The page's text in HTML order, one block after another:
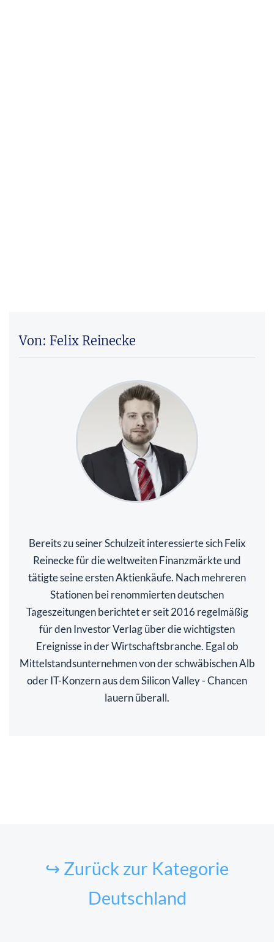
Von: Felix Reinecke
Bereits zu seiner Schulzeit interessierte sich Felix
Reinecke für die weltweiten Finanzmärkte und
tätigte seine ersten Aktienkäufe. Nach mehreren
Stationen bei renommierten deutschen
Tageszeitungen berichtet er seit 2016 regelmäßig
für den Investor Verlag über die wichtigsten
Ereignisse in der Wirtschaftsbranche. Egal ob
Mittelstandsunternehmen von der schwäbischen Alb
oder IT-Konzern aus dem Silicon Valley - Chancen
lauern überall.
↪ Zurück zur Kategorie
Deutschland